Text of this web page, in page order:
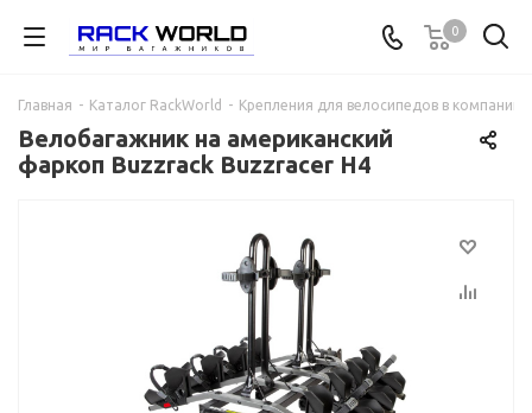
0
Главная - Каталог RackWorld - Крепления для велосипедов в компании
Велобагажник на американский
фаркоп Buzzrack Buzzracer H4